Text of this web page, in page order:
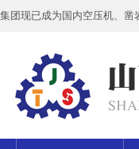
集团现已成为国内空压机、